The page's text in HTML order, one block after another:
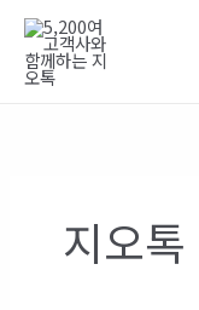
지오톡